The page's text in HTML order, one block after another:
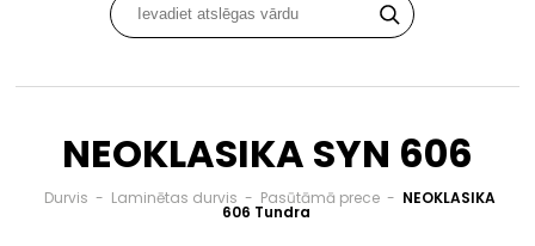
NEOKLASIKA SYN 606
Durvis - Laminētas durvis - Pasūtāmā prece - NEOKLASIKA
606 Tundra